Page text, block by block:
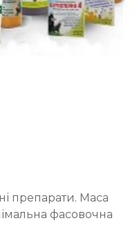
препарати. Маса
фасовочна